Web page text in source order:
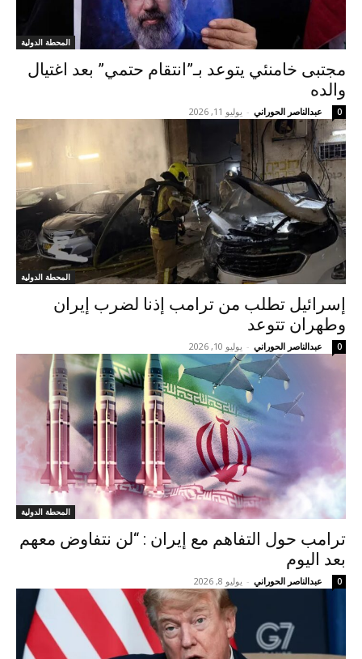
المحطة الدولية
مجتبى خامنئي يتوعد بـ”انتقام حتمي” بعد اغتيال
والده
عبدالناصر الحوراني - يوليو 11, 2026 0
المحطة الدولية
إسرائيل تطلب من ترامب إذنا لضرب إيران
وطهران تتوعد
عبدالناصر الحوراني - يوليو 10, 2026 0
المحطة الدولية
ترامب حول التفاهم مع إيران : “لن نتفاوض معهم
بعد اليوم
عبدالناصر الحوراني - يوليو 8, 2026 0